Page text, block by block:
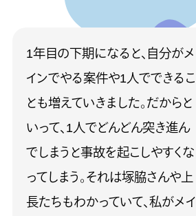
1年目の下期になると、自分がメ
インでやる案件や1人でできるこ
とも増えていきました。だからと
いって、1人でどんどん突き進ん
でしまうと事故を起こしやすくな
ってしまう。それは塚脇さんや上
長たちもわかっていて、私がメイ